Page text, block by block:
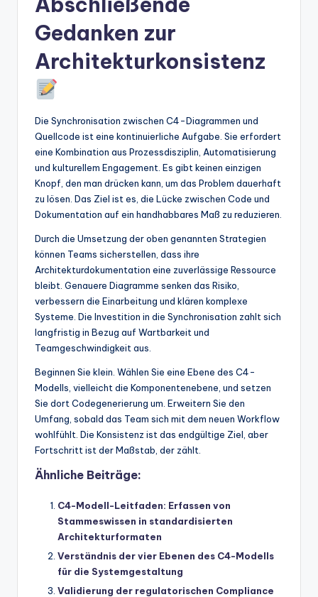
Gedanken zur
Architekturkonsistenz
Die Synchronisation zwischen C4-Diagrammen und
Quellcode ist eine kontinuierliche Aufgabe. Sie erfordert
eine Kombination aus Prozessdisziplin, Automatisierung
und kulturellem Engagement. Es gibt keinen einzigen
Knopf, den man drücken kann, um das Problem dauerhaft
zu lösen. Das Ziel ist es, die Lücke zwischen Code und
Dokumentation auf ein handhabbares Maß zu reduzieren.
Durch die Umsetzung der oben genannten Strategien
können Teams sicherstellen, dass ihre
Architekturdokumentation eine zuverlässige Ressource
bleibt. Genauere Diagramme senken das Risiko,
verbessern die Einarbeitung und klären komplexe
Systeme. Die Investition in die Synchronisation zahlt sich
langfristig in Bezug auf Wartbarkeit und
Teamgeschwindigkeit aus.
Beginnen Sie klein. Wählen Sie eine Ebene des C4-
Modells, vielleicht die Komponentenebene, und setzen
Sie dort Codegenerierung um. Erweitern Sie den
Umfang, sobald das Team sich mit dem neuen Workflow
wohlfühlt. Die Konsistenz ist das endgültige Ziel, aber
Fortschritt ist der Maßstab, der zählt.
Ähnliche Beiträge:
C4-Modell-Leitfaden: Erfassen von
Stammeswissen in standardisierten
Architekturformaten
Verständnis der vier Ebenen des C4-Modells
für die Systemgestaltung
Validierung der regulatorischen Compliance